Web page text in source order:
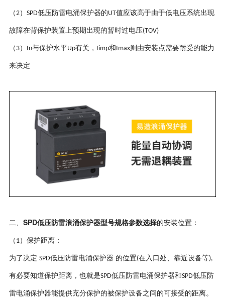
（2） SPD低压防雷电涌保护器的UT值应该高于由于低电压系统出现
故障在背保护装置上预期出现的暂时过电压(TOV)
（ 3） In与保护水平Up有关， Iimp和Imax则由安装点需要耐受的能力
来决定
二、 SPD低压防雷浪涌保护器型号规格参数选择的安装位置：
（ 1）保护距离：
为了决定 SPD低压防雷电涌保护器 的位置(在入口处、靠近设备等),
有必要知道保护距离，也就是SPD低压防雷电涌保护器和SPD低压防
雷电涌保护器能提供充分保护的被保护设备之间的可接受的距离。